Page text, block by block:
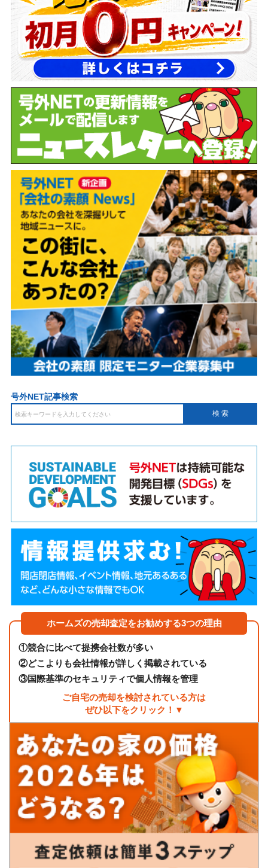
号外NET記事検索
ホームズの売却査定をお勧めする3つの理由
①競合に比べて提携会社数が多い
②どこよりも会社情報が詳しく掲載されている
③国際基準のセキュリティで個人情報を管理
ご自宅の売却を検討されている方は
ぜひ以下をクリック！▼